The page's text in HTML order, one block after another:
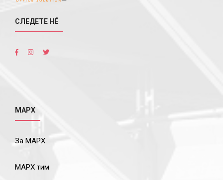
СЛЕДЕТЕ НÉ
МАРХ
За МАРХ
МАРХ тим